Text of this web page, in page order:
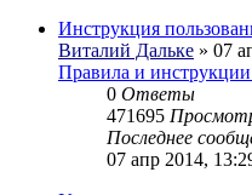
Инструкция
Виталий Дальке » 07
Правила и
0 Ответы
471695
Последнее
07 апр 2014,